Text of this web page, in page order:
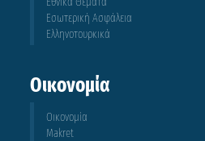
Εσωτερική Ασφάλεια
Ελληνοτουρκικά
Οικονομία
Οικονομία
Makret